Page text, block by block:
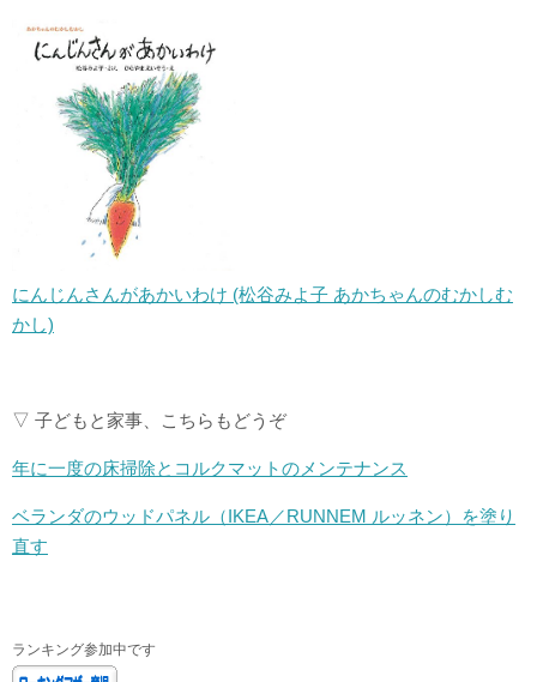
にんじんさんがあかいわけ (松谷みよ子 あかちゃんのむかしむ
かし)
▽ 子どもと家事、こちらもどうぞ
年に一度の床掃除とコルクマットのメンテナンス
ベランダのウッドパネル（IKEA／RUNNEM ルッネン）を塗り
直す
ランキング参加中です